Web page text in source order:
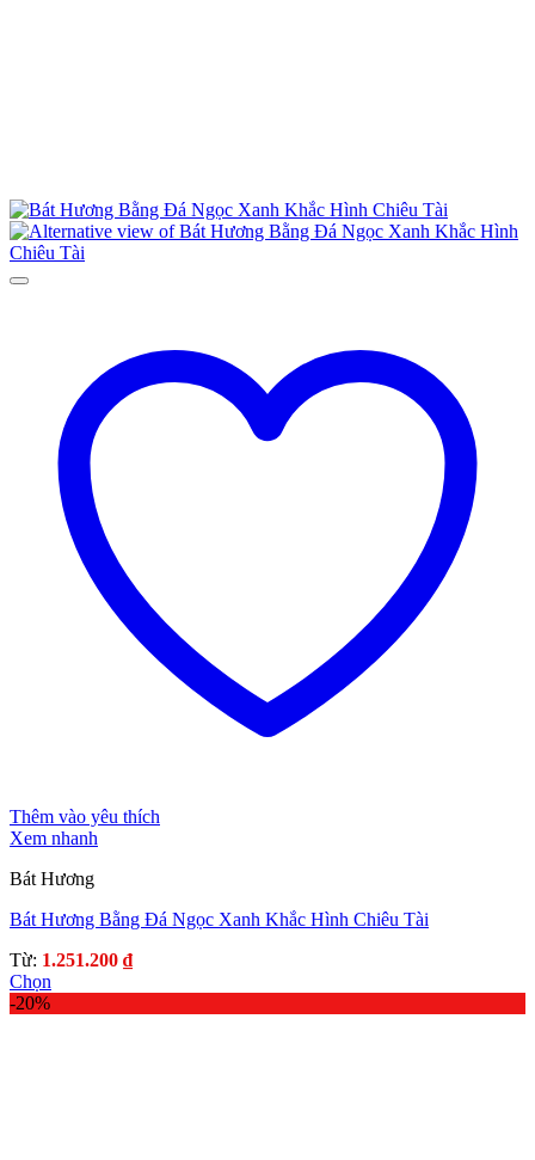
Thêm vào yêu thích
Xem nhanh
Bát Hương
Bát Hương Bằng Đá Ngọc Xanh Khắc Hình Chiêu Tài
Từ: 1.251.200 ₫
Chọn
Sản
-20%